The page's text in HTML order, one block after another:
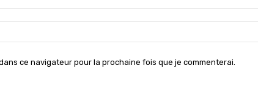
ce navigateur pour la prochaine fois que je commenterai.